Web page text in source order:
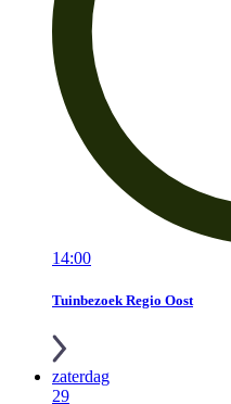
14:00
Tuinbezoek Regio Oost
zaterdag
29